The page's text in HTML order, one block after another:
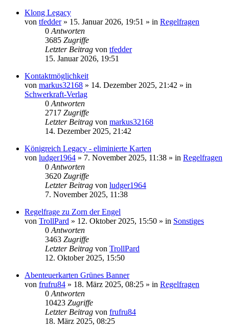
Klong Legacy
von tfedder» 15. Januar 2026, 19:51 » in Regelfragen
0 Antworten
3685 Zugriffe
Letzter Beitrag von tfedder
15. Januar 2026, 19:51
Kontaktmöglichkeit
von markus32168 » 14. Dezember 2025, 21:42 » in
Schwerkraft-Verlag
0 Antworten
2717 Zugriffe
Letzter Beitrag von markus32168
14. Dezember 2025, 21:42
Königreich Legacy - eliminierte Karten
von ludger1964 » 7. November 2025, 11:38 » in Regelfragen
0 Antworten
3620 Zugriffe
Letzter Beitrag von ludger1964
7. November 2025, 11:38
Regelfrage zu Zorn der Engel
von TrollPard » 12. Oktober 2025, 15:50 » in Sonstiges
0 Antworten
3463 Zugriffe
Letzter Beitrag von TrollPard
12. Oktober 2025, 15:50
Abenteuerkarten Grünes Banner
von frufru84 » 18. März 2025, 08:25 » in Regelfragen
0 Antworten
10423 Zugriffe
Letzter Beitrag von frufru84
18. März 2025, 08:25